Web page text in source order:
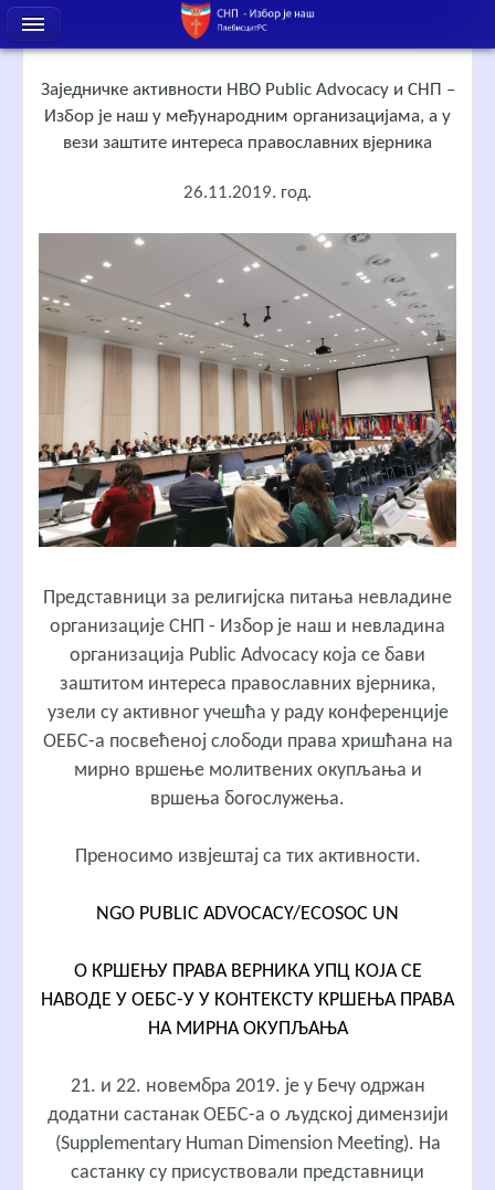
Заједничке активности НВО Public Аdvоcаcy и СНП –
Избор је наш у међународним организацијама, а у
вези заштите интереса православних вјерника
26.11.2019. год.
Представници за религијска питања невладине
организације СНП - Избор је наш и невладина
организација Public Аdvоcаcy која се бави
заштитом интереса православних вјерника,
узели су активног учешћа у раду конференције
ОЕБС-а посвећеној слободи права хришћана на
мирно вршење молитвених окупљања и
вршења богослужења.
Преносимо извјештај са тих активности.
NGO PUBLIC ADVOCACY/ECOSOC UN
О КРШЕЊУ ПРАВА ВЕРНИКА УПЦ КОЈА СЕ
НАВОДЕ У ОЕБС-У У КОНТЕКСТУ КРШЕЊА ПРАВА
НА МИРНА ОКУПЉАЊА
21. и 22. новембра 2019. je у Бечу одржан
додатни састанак ОЕБС-а о људској димензији
(Supplementary Human Dimension Meeting). На
састанку су присуствовали представници